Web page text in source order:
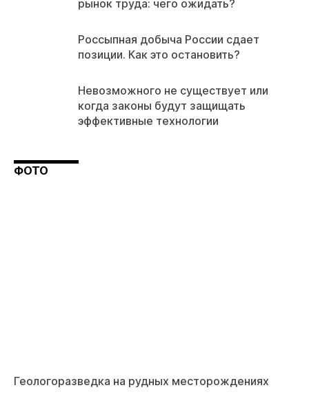
рынок труда: чего ожидать?
Россыпная добыча России сдает
позиции. Как это остановить?
Невозможного не существует или
когда законы будут защищать
эффективные технологии
ФОТО
Геологоразведка на рудных месторождениях